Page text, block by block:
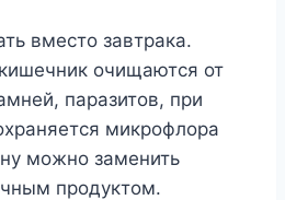
вместо завтрака.
очищаются от
паразитов, при
микрофлора
можно заменить
продуктом.